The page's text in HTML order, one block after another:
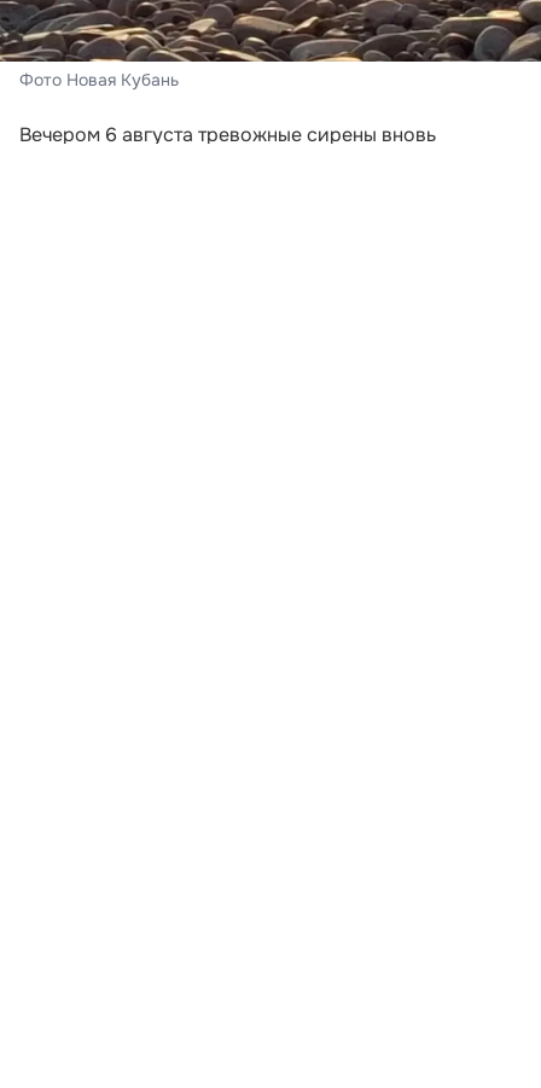
Фото Новая Кубань
Вечером 6 августа тревожные сирены вновь